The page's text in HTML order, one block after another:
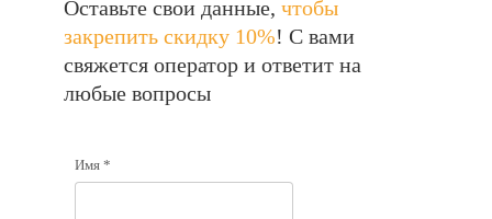
Оставьте свои данные, чтобы
закрепить скидку 10%! С вами
свяжется оператор и ответит на
любые вопросы
Имя *